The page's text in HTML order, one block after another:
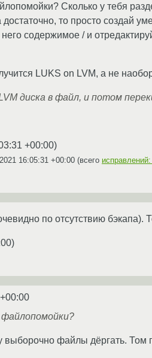
Сколько у тебя
то просто создай
содержимое / и
LUKS on LVM, а не
диска в файл, и потом
+00:00)
16:05:31 +00:00 (всего исправлений:
по отсутствию бэкапа).
)
файлы дёргать. Том